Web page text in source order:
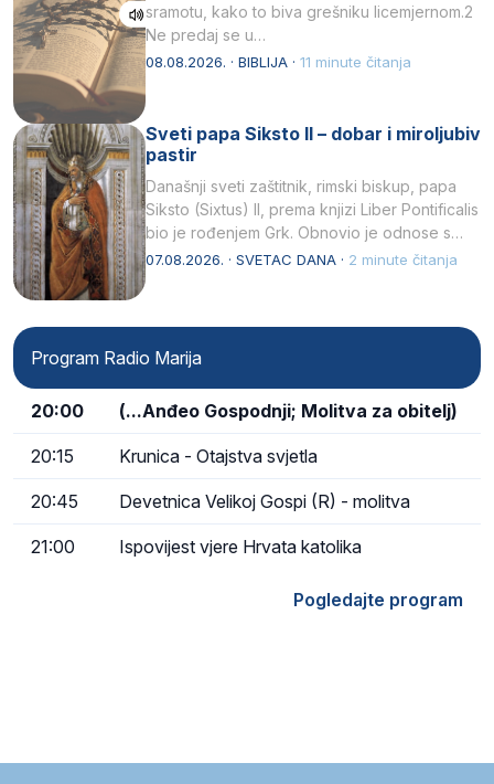
sramotu, kako to biva grešniku licemjernom.2
Ne predaj se u…
08.08.2026. · BIBLIJA · 11 minute čitanja
Sveti papa Siksto II – dobar i miroljubiv
pastir
Današnji sveti zaštitnik, rimski biskup, papa
Siksto (Sixtus) II, prema knjizi Liber Pontificalis
bio je rođenjem Grk. Obnovio je odnose s
afričkim…
07.08.2026. · SVETAC DANA · 2 minute čitanja
Program Radio Marija
20:00 (...Anđeo Gospodnji; Molitva za obitelj)
20:15 Krunica - Otajstva svjetla
20:45 Devetnica Velikoj Gospi (R) - molitva
21:00 Ispovijest vjere Hrvata katolika
Pogledajte program